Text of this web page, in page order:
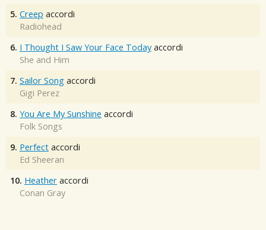
5. Creep accordi
Radiohead
6. I Thought I Saw Your Face Today accordi
She and Him
7. Sailor Song accordi
Gigi Perez
8. You Are My Sunshine accordi
Folk Songs
9. Perfect accordi
Ed Sheeran
10. Heather accordi
Conan Gray